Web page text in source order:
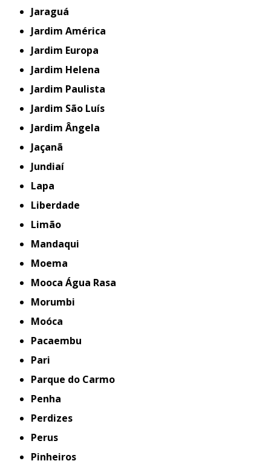
Jaraguá
Jardim América
Jardim Europa
Jardim Helena
Jardim Paulista
Jardim São Luís
Jardim Ângela
Jaçanã
Jundiaí
Lapa
Liberdade
Limão
Mandaqui
Moema
Mooca Água Rasa
Morumbi
Moóca
Pacaembu
Pari
Parque do Carmo
Penha
Perdizes
Perus
Pinheiros